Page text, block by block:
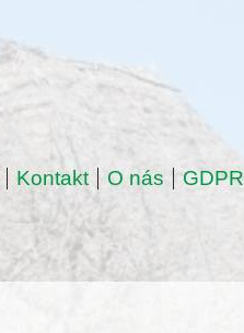
Kontakt O nás GDPR